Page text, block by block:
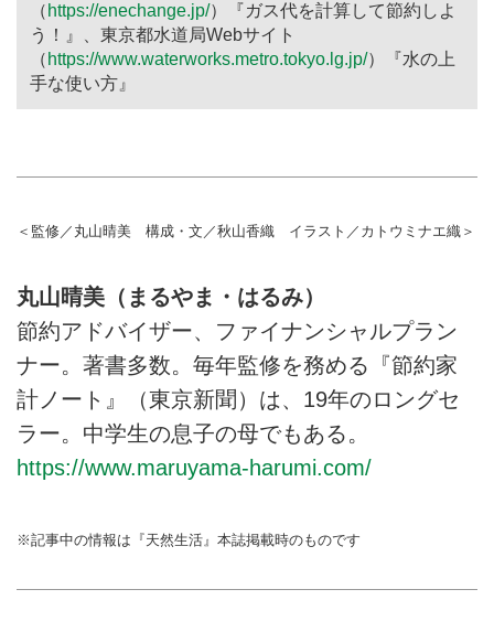
（ https://enechange.jp/）『ガス代を計算して節約しよ
う！』、東京都水道局Webサイト
（ https://www.waterworks.metro.tokyo.lg.jp/）『水の上
手な使い方』
＜監修／丸山晴美 構成・文／秋山香織 イラスト／カトウミナエ織＞
丸山晴美（まるやま・はるみ）
節約アドバイザー、ファイナンシャルプラン
ナー。著書多数。毎年監修を務める『節約家
計ノート』（東京新聞）は、19年のロングセ
ラー。中学生の息子の母でもある。
https://www.maruyama-harumi.com/
※記事中の情報は『天然生活』本誌掲載時のものです